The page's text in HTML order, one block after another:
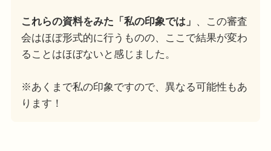
これらの資料をみた「私の印象では」 、この審査
会はほぼ形式的に行うものの、ここで結果が変わ
ることはほぼないと感じました。
※あくまで私の印象ですので、異なる可能性もあ
ります！